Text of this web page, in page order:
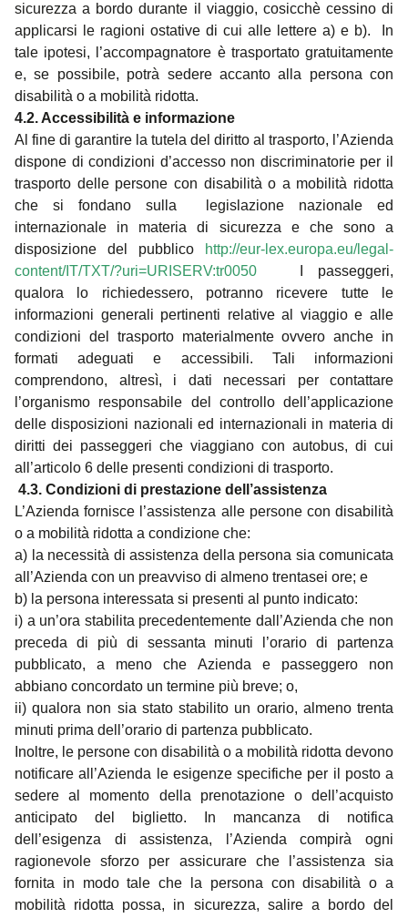
sicurezza a bordo durante il viaggio, cosicchè cessino di
applicarsi le ragioni ostative di cui alle lettere a) e b). In
tale ipotesi, l’accompagnatore è trasportato gratuitamente
e, se possibile, potrà sedere accanto alla persona con
disabilità o a mobilità ridotta.
4.2. Accessibilità e informazione
Al fine di garantire la tutela del diritto al trasporto, l’Azienda
dispone di condizioni d’accesso non discriminatorie per il
trasporto delle persone con disabilità o a mobilità ridotta
che si fondano sulla legislazione nazionale ed
internazionale in materia di sicurezza e che sono a
disposizione del pubblico
http://eur-lex.europa.eu/legal-
content/IT/TXT/?uri=URISERV:tr0050
I passeggeri,
qualora lo richiedessero, potranno ricevere tutte le
informazioni generali pertinenti relative al viaggio e alle
condizioni del trasporto materialmente ovvero anche in
formati adeguati e accessibili. Tali informazioni
comprendono, altresì, i dati necessari per contattare
l’organismo responsabile del controllo dell’applicazione
delle disposizioni nazionali ed internazionali in materia di
diritti dei passeggeri che viaggiano con autobus, di cui
all’articolo 6 delle presenti condizioni di trasporto.
4.3. Condizioni di prestazione dell’assistenza
L’Azienda fornisce l’assistenza alle persone con disabilità
o a mobilità ridotta a condizione che:
a) la necessità di assistenza della persona sia comunicata
all’Azienda con un preavviso di almeno trentasei ore; e
b) la persona interessata si presenti al punto indicato:
i) a un’ora stabilita precedentemente dall’Azienda che non
preceda di più di sessanta minuti l’orario di partenza
pubblicato, a meno che Azienda e passeggero non
abbiano concordato un termine più breve; o,
ii) qualora non sia stato stabilito un orario, almeno trenta
minuti prima dell’orario di partenza pubblicato.
Inoltre, le persone con disabilità o a mobilità ridotta devono
notificare all’Azienda le esigenze specifiche per il posto a
sedere al momento della prenotazione o dell’acquisto
anticipato del biglietto. In mancanza di notifica
dell’esigenza di assistenza, l’Azienda compirà ogni
ragionevole sforzo per assicurare che l’assistenza sia
fornita in modo tale che la persona con disabilità o a
mobilità ridotta possa, in sicurezza, salire a bordo del